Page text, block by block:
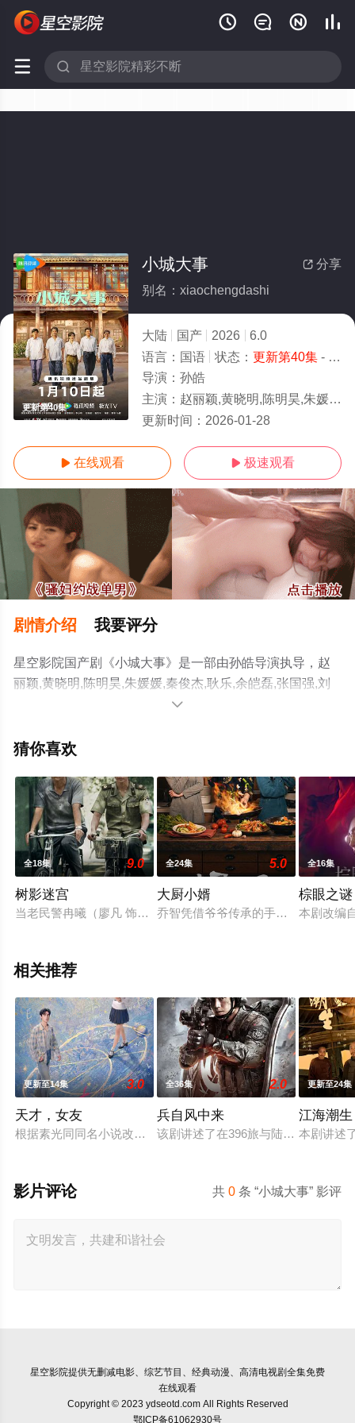
   
 
更新第40集
 分享
小城大事
别名：xiaochengdashi
大陆 国产 2026
6.0
语言： 国语 状态： 更新第40集- 免费在线观看
导演： 孙皓
主演： 赵丽颖,黄晓明,陈明昊,朱媛媛,秦俊杰,耿乐,余皑磊,张国强,刘威葳,李九霄,张维伊,王伊瑶,董可飞,朱超艺,陈昊明,刘巴特尔,陈法蓉,罗
更新时间： 2026-01-28
 在线观看  极速观看
剧情介绍 我要评分
星空影院国产剧《小城大事》是一部由孙皓导演执导，赵
丽颖,黄晓明,陈明昊,朱媛媛,秦俊杰,耿乐,余皑磊,张国强,刘
威葳,李九霄,张维伊,王伊瑶,董可飞,朱超艺,陈昊明,刘巴特
迦,刘亭作,李溪芮,刘桦,王姬,吴彦姝,李强,夏力薪,房子斌,宋
删减完整版电视剧全集就上星空影视，更多相关信息可移
步至豆瓣电视剧、电视猫或剧情网等平台了解。

猜你喜欢
全18集 9.0
树影迷宫
当老民警冉曦（廖凡 饰）遇上公安大赵赶鹅（尹昉 饰），从“
全24集 5.0
大厨小婿
乔智凭借爷爷传承的手艺创办了名为
全16集
棕眼之谜
本剧改编
相关推荐
更新至14集 3.0
天才，女友
根据素光同同名小说改编。江逾白长大以后，林知夏忽然对他
全36集 2.0
兵自风中来
该剧讲述了在396旅与陆军步兵学院
更新至24集
江海潮生
本剧讲述
共0 条 “小城大事” 影评
影片评论
星空影院提供无删减电影、综艺节目、经典动漫、高清电视剧全集免费
在线观看
Copyright © 2023 ydseotd.com All Rights Reserved
鄂ICP备61062930号